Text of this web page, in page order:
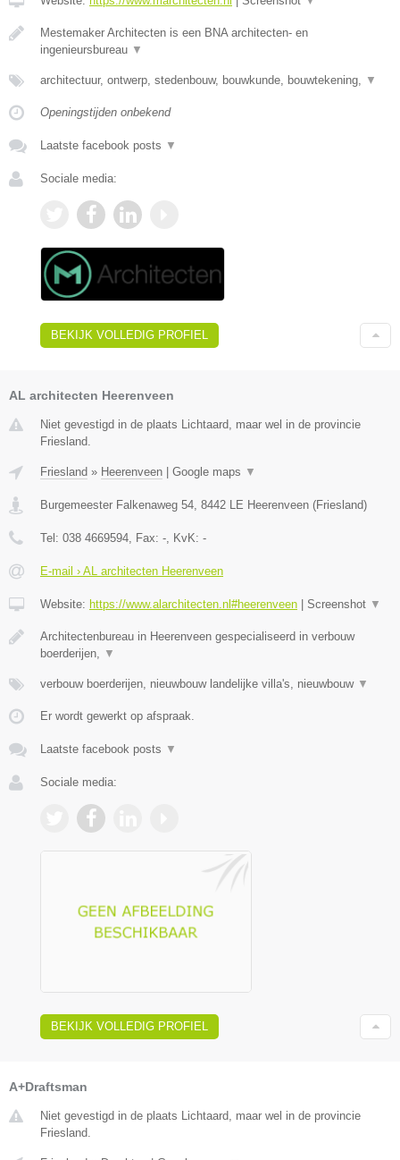
Mestemaker Architecten is een BNA architecten- en
ingenieursbureau ▼
architectuur, ontwerp, stedenbouw, bouwkunde, bouwtekening, ▼
Openingstijden onbekend
Laatste facebook posts ▼
Sociale media:
BEKIJK VOLLEDIG PROFIEL
AL architecten Heerenveen
Niet gevestigd in de plaats Lichtaard, maar wel in de provincie
Friesland.
Friesland » Heerenveen Google maps ▼
Burgemeester Falkenaweg 54, 8442 LE Heerenveen (Friesland)
Tel: 038 4669594, Fax: -, KvK: -
E-mail › AL architecten Heerenveen
Website: https://www.alarchitecten.nl#heerenveen Screenshot ▼
Architectenbureau in Heerenveen gespecialiseerd in verbouw
boerderijen, ▼
verbouw boerderijen, nieuwbouw landelijke villa's, nieuwbouw ▼
Er wordt gewerkt op afspraak.
Laatste facebook posts ▼
Sociale media:
BEKIJK VOLLEDIG PROFIEL
A+Draftsman
Niet gevestigd in de plaats Lichtaard, maar wel in de provincie
Friesland.